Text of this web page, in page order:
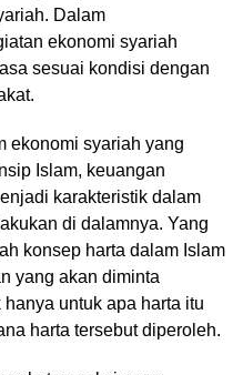
Dalam
ekonomi syariah
sesuai kondisi dengan
ekonomi syariah yang
Islam, keuangan
karakteristik dalam
di dalamnya. Yang
konsep harta dalam Islam
yang akan diminta
untuk apa harta itu
harta tersebut diperoleh.